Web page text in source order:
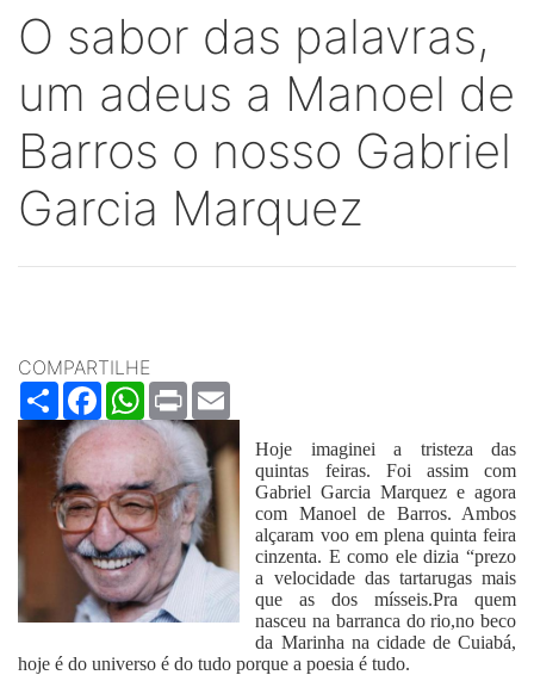
O sabor das palavras,
um adeus a Manoel de
Barros o nosso Gabriel
Garcia Marquez
COMPARTILHE
ShareFacebookWhatsApp
Print
Hoje imaginei a tristeza das
quintas feiras. Foi assim com
Gabriel Garcia Marquez e agora
com Manoel de Barros. Ambos
alçaram voo em plena quinta feira
cinzenta. E como ele dizia “prezo
a velocidade das tartarugas mais
que as dos mísseis.Pra quem
nasceu na barranca do rio,no beco
da Marinha na cidade de Cuiabá,
hoje é do universo é do tudo porque a poesia é tudo.